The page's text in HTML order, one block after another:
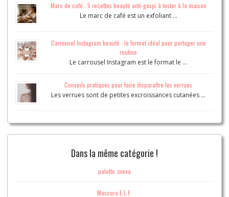
Marc de café : 5 recettes beauté anti-gaspi à tester à la maison
Le marc de café est un exfoliant …
Carrousel Instagram beauté : le format idéal pour partager une
routine
Le carrousel Instagram est le format le …
Conseils pratiques pour faire disparaître les verrues
Les verrues sont de petites excroissances cutanées …
Dans la même catégorie !
palette zoeva
Mascara E.L.F.